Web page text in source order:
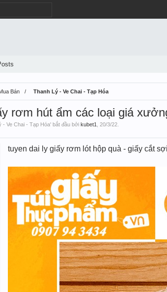
Bán Thanh Lý - Ve Chai - Tạp Hóa
rơm hút ẩm các loại giá
- Ve Chai - Tạp Hóa' bắt đầu bởi kubet1 20/3/22
tuyen dai ly giấy rơm lót hộp quà - giấy cắt